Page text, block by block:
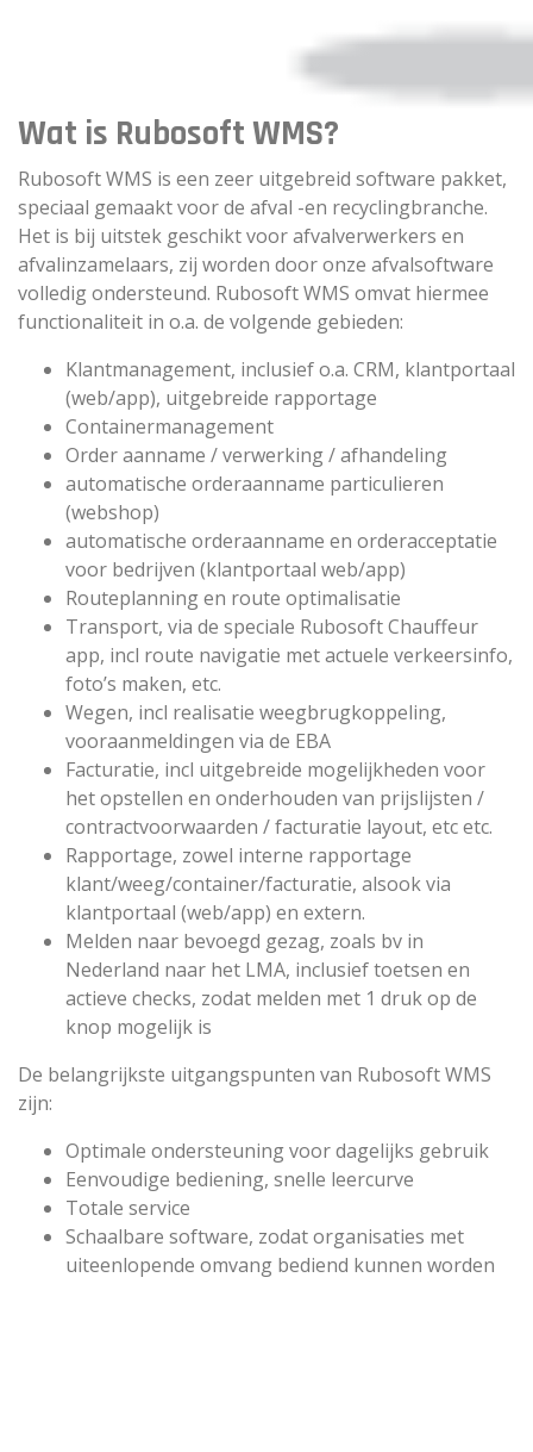
Wat is Rubosoft WMS?
Rubosoft WMS is een zeer uitgebreid software pakket,
speciaal gemaakt voor de afval -en recyclingbranche.
Het is bij uitstek geschikt voor afvalverwerkers en
afvalinzamelaars, zij worden door onze afvalsoftware
volledig ondersteund. Rubosoft WMS omvat hiermee
functionaliteit in o.a. de volgende gebieden:
Klantmanagement, inclusief o.a. CRM, klantportaal
(web/app), uitgebreide rapportage
Containermanagement
Order aanname / verwerking / afhandeling
automatische orderaanname particulieren
(webshop)
automatische orderaanname en orderacceptatie
voor bedrijven (klantportaal web/app)
Routeplanning en route optimalisatie
Transport, via de speciale Rubosoft Chauffeur
app, incl route navigatie met actuele verkeersinfo,
foto’s maken, etc.
Wegen, incl realisatie weegbrugkoppeling,
vooraanmeldingen via de EBA
Facturatie, incl uitgebreide mogelijkheden voor
het opstellen en onderhouden van prijslijsten /
contractvoorwaarden / facturatie layout, etc etc.
Rapportage, zowel interne rapportage
klant/weeg/container/facturatie, alsook via
klantportaal (web/app) en extern.
Melden naar bevoegd gezag, zoals bv in
Nederland naar het LMA, inclusief toetsen en
actieve checks, zodat melden met 1 druk op de
knop mogelijk is
De belangrijkste uitgangspunten van Rubosoft WMS
zijn:
Optimale ondersteuning voor dagelijks gebruik
Eenvoudige bediening, snelle leercurve
Totale service
Schaalbare software, zodat organisaties met
uiteenlopende omvang bediend kunnen worden